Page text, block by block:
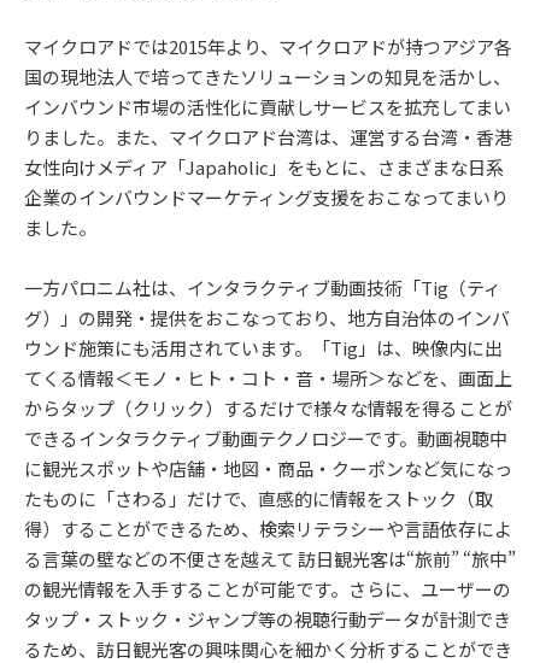
マイクロアドでは2015年より、マイクロアドが持つアジア各
国の現地法人で培ってきたソリューションの知見を活かし、
インバウンド市場の活性化に貢献しサービスを拡充してまい
りました。また、マイクロアド台湾は、運営する台湾・香港
女性向けメディア「Japaholic」をもとに、さまざまな日系
企業のインバウンドマーケティング支援をおこなってまいり
ました。
一方パロニム社は、インタラクティブ動画技術「Tig（ティ
グ）」の開発・提供をおこなっており、地方自治体のインバ
ウンド施策にも活用されています。「Tig」は、映像内に出
てくる情報＜モノ・ヒト・コト・音・場所＞などを、画面上
からタップ（クリック）するだけで様々な情報を得ることが
できるインタラクティブ動画テクノロジーです。動画視聴中
に観光スポットや店舗・地図・商品・クーポンなど気になっ
たものに「さわる」だけで、直感的に情報をストック（取
得）することができるため、検索リテラシーや言語依存によ
る言葉の壁などの不便さを越えて 訪日観光客は“旅前” “旅中”
の観光情報を入手することが可能です。さらに、ユーザーの
タップ・ストック・ジャンプ等の視聴行動データが計測でき
るため、訪日観光客の興味関心を細かく分析することができ